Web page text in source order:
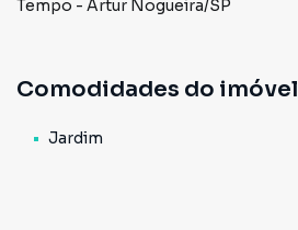
Tempo - Artur Nogueira/SP
Comodidades do imóvel
Jardim